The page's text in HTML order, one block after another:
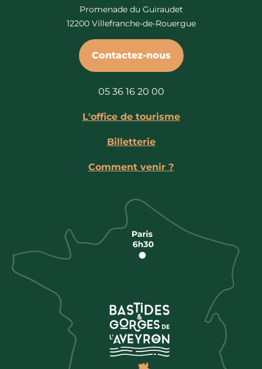
Promenade du Guiraudet
12200 Villefranche-de-Rouergue
Contactez-nous
05 36 16 20 00
L'office de tourisme
Billetterie
Comment venir ?